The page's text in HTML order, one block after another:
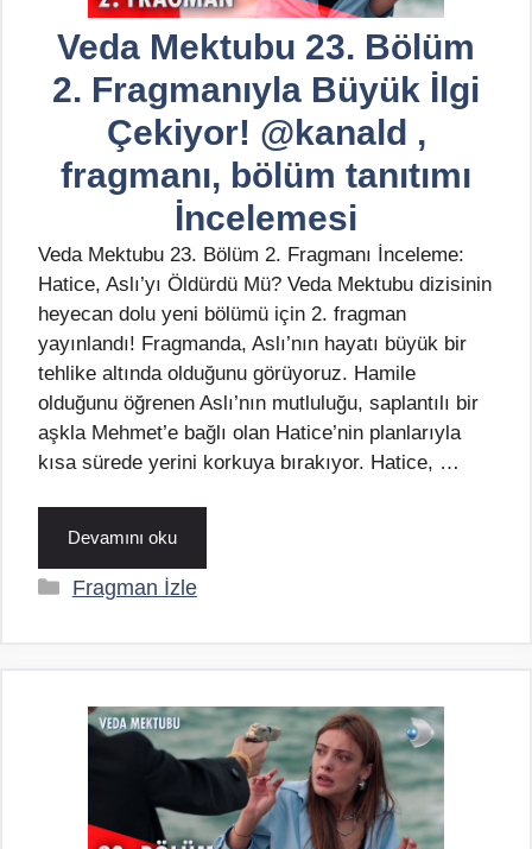
Veda Mektubu 23. Bölüm
2. Fragmanıyla Büyük İlgi
Çekiyor! @kanald ,
fragmanı, bölüm tanıtımı
İncelemesi
Veda Mektubu 23. Bölüm 2. Fragmanı İnceleme:
Hatice, Aslı’yı Öldürdü Mü? Veda Mektubu dizisinin
heyecan dolu yeni bölümü için 2. fragman
yayınlandı! Fragmanda, Aslı’nın hayatı büyük bir
tehlike altında olduğunu görüyoruz. Hamile
olduğunu öğrenen Aslı’nın mutluluğu, saplantılı bir
aşkla Mehmet’e bağlı olan Hatice’nin planlarıyla
kısa sürede yerini korkuya bırakıyor. Hatice, …
Devamını oku
Kategoriler
Fragman İzle